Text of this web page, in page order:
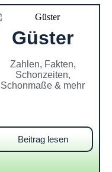
Güster
Zahlen, Fakten,
Schonzeiten,
Schonmaße & mehr
Beitrag lesen